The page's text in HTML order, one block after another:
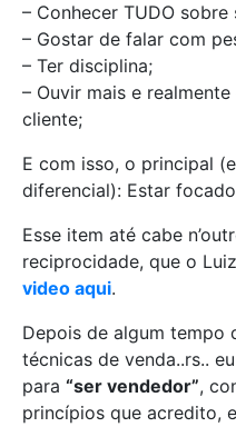
– Conhecer TUDO
– Gostar de falar com
– Ter disciplina;
– Ouvir mais e
cliente;
E com isso, o principal
diferencial): Estar
Esse item até cabe
reciprocidade, que o
video aqui.
Depois de algum tempo
técnicas de venda..rs..
para “ser vendedor”,
princípios que acredito,